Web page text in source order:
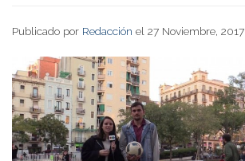
Publicado por Redacción el 27 Noviembre, 2017